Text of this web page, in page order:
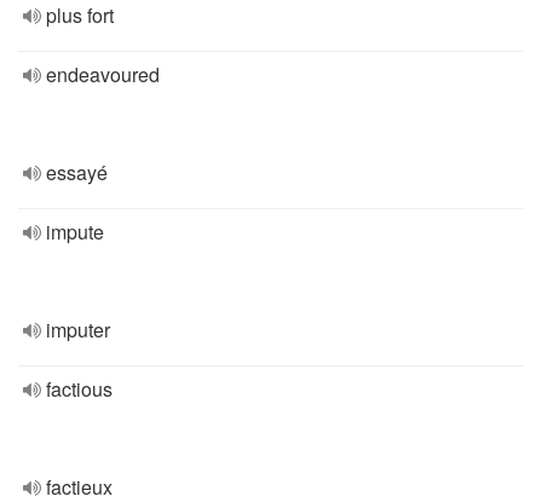
plus fort
endeavoured
essayé
impute
imputer
factious
factieux